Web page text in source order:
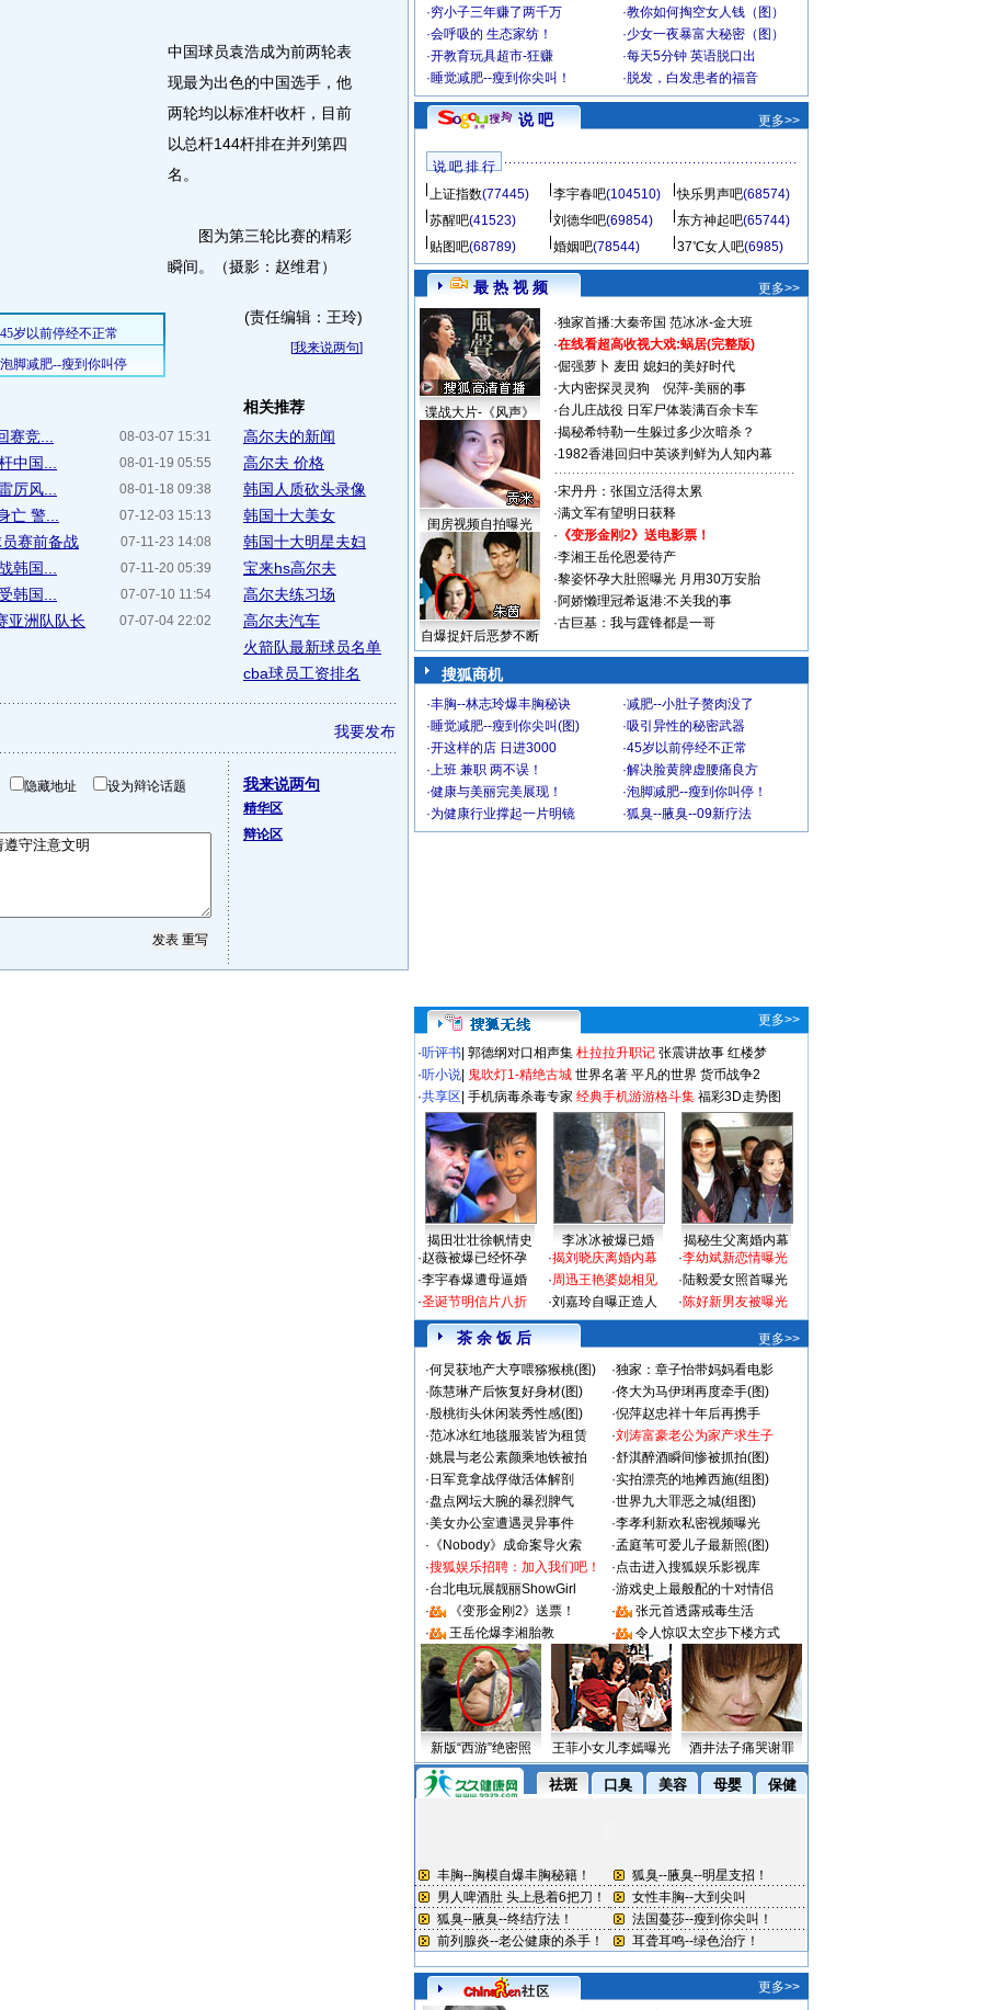
中国球员袁浩成为前两轮表
现最为出色的中国选手，他
两轮均以标准杆收杆，目前
以总杆144杆排在并列第四
名。
图为第三轮比赛的精彩
瞬间。（摄影：赵维君）
(责任编辑：王玲)
[我来说两句]
08-03-07 15:31
竞...
08-01-19 05:55
中国...
08-01-18 09:38
厉风...
07-12-03 15:13
亡 警...
07-11-23 14:08
赛前备战
07-11-20 05:39
韩国...
07-07-10 11:54
韩国...
07-07-04 22:02
亚洲队队长
相关推荐
高尔夫的新闻
高尔夫 价格
韩国人质砍头录像
韩国十大美女
韩国十大明星夫妇
宝来hs高尔夫
高尔夫练习场
高尔夫汽车
火箭队最新球员名单
cba球员工资排名
我要发布
隐藏地址 设为辩论话题 我来说两句
精华区
辩论区
·穷小子三年赚了两千万 ·教你如何掏空女人钱（图）
·会呼吸的 生态家纺！ ·少女一夜暴富大秘密（图）
·开教育玩具超市-狂赚 ·每天5分钟 英语脱口出
·睡觉减肥--瘦到你尖叫！ · 脱发，白发患者的福音
说 吧 更多>>
说 吧 排 行
上证指数(77445) 李宇春吧(104510) 快乐男声吧(68574)
苏醒吧(41523) 刘德华吧(69854) 东方神起吧(65744)
贴图吧(68789) 婚姻吧(78544) 37℃女人吧(6985)
最 热 视 频 更多>>
谍战大片-《风声》
闺房视频自拍曝光
自爆捉奸后恶梦不断
·独家首播:大秦帝国 范冰冰-金大班
·在线看超高收视大戏:蜗居(完整版)
·倔强萝卜 麦田 媳妇的美好时代
·大内密探灵灵狗
倪萍-美丽的事
·台儿庄战役 日军尸体装满百余卡车
·揭秘希特勒一生躲过多少次暗杀？
·1982香港回归中英谈判鲜为人知内幕
·宋丹丹：张国立活得太累
·满文军有望明日获释
· 《变形金刚2》送电影票！
·李湘王岳伦恩爱待产
·黎姿怀孕大肚照曝光 月用30万安胎
·阿娇懒理冠希返港:不关我的事
·古巨基：我与霆锋都是一哥
搜狐商机
·丰胸--林志玲爆丰胸秘诀 ·减肥--小肚子赘肉没了
·睡觉减肥--瘦到你尖叫(图) ·吸引异性的秘密武器
·开这样的店 日进3000 ·45岁以前停经不正常
·上班 兼职 两不误！ ·解决脸黄脾虚腰痛良方
·健康与美丽完美展现！ ·泡脚减肥--瘦到你叫停！
·为健康行业撑起一片明镜 ·狐臭--腋臭--09新疗法
更多>>
·听评书 郭德纲对口相声集 杜拉拉升职记 张震讲故事 红楼梦
·听小说 鬼吹灯1-精绝古城 世界名著 平凡的世界 货币战争2
·共享区 手机病毒杀毒专家 经典手机游游格斗集 福彩3D走势图
揭田壮壮徐帆情史 李冰冰被爆已婚
揭秘生父离婚内幕
·赵薇被爆已经怀孕
·李宇春爆遭母逼婚
·圣诞节明信片八折
·揭刘晓庆离婚内幕
·周迅王艳婆媳相见
·刘嘉玲自曝正造人
·李幼斌新恋情曝光
·陆毅爱女照首曝光
·陈好新男友被曝光
茶 余 饭 后
更多>>
·何炅获地产大亨喂猕猴桃(图) ·独家：章子怡带妈妈看电影
·陈慧琳产后恢复好身材(图) ·佟大为马伊琍再度牵手(图)
·殷桃街头休闲装秀性感(图) ·倪萍赵忠祥十年后再携手
·范冰冰红地毯服装皆为租赁 ·刘涛富豪老公为家产求生子
·姚晨与老公素颜乘地铁被拍 ·舒淇醉酒瞬间惨被抓拍(图)
· 日军竟拿战俘做活体解剖 ·实拍漂亮的地摊西施(组图)
·盘点网坛大腕的暴烈脾气 ·世界九大罪恶之城(组图)
·美女办公室遭遇灵异事件 ·李孝利新欢私密视频曝光
· 《Nobody》成命案导火索 ·孟庭苇可爱儿子最新照(图)
·搜狐娱乐招聘：加入我们吧！ ·点击进入搜狐娱乐影视库
·台北电玩展靓丽ShowGirl ·游戏史上最般配的十对情侣
·
《变形金刚2》送票！ ·
张元首透露戒毒生活
·
王岳伦爆李湘胎教 · 令人惊叹太空步下楼方式
新版“西游”绝密照 王菲小女儿李嫣曝光 酒井法子痛哭谢罪
更多>>